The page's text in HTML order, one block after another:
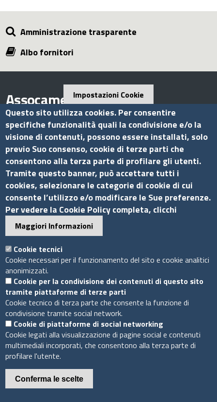
Amministrazione trasparente
Albo fornitori
Assocamerestero
Contatti
Via G.B. Morgagni, 13 - 00161 Roma
Tel.: +39 06 44231314
P.Iva 01898631005
C.F. 07888290587
Pecinfo.assocamerestero@legalmail.it
info@assocamerestero.it
dpo@assocamerestero.it
Seguici su
Sito web
Accesso INTRANET
Mappa del sito
Privacy Policy
Cookie Policy
Impostazioni Cookie
Questo sito utilizza cookies. Per consentire
specifiche funzionalità quali la condivisione e/o la
visione di contenuti, possono essere installati, solo
previo Suo consenso, cookie di terze parti che
consentono alla terza parte di profilare gli utenti.
Tramite questo banner, può accettare tutti i
cookies, selezionare le categorie di cookie di cui
consente l’utilizzo e/o modificare le Sue preferenze.
Per vedere la Cookie Policy completa, clicchi
Maggiori Informazioni
Cookie tecnici
Cookie necessari per il funzionamento del sito e cookie analitici
anonimizzati.
Cookie per la condivisione dei contenuti di questo sito
tramite piattaforme di terze parti
Cookie tecnico di terza parte che consente la funzione di
condivisione tramite social network.
Cookie di piattaforme di social networking
Cookie legati alla visualizzazione di pagine social e contenuti
multimediali incorporati, che consentono alla terza parte di
profilare l'utente.
Conferma le scelte